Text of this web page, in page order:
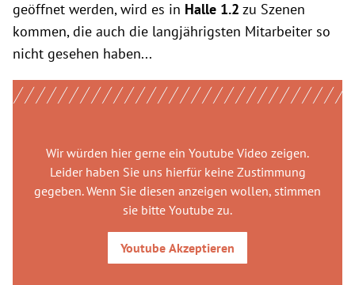
geöffnet werden, wird es in Halle 1.2 zu Szenen
kommen, die auch die langjährigsten Mitarbeiter so
nicht gesehen haben...
Wir würden hier gerne ein Youtube Video zeigen.
Leider haben Sie uns hierfür keine Zustimmung
gegeben. Wenn Sie diesen anzeigen wollen, stimmen
sie bitte Youtube zu.
Youtube Akzeptieren